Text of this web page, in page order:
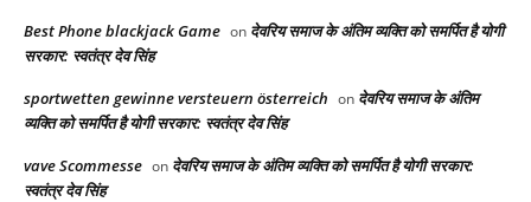
Best Phone blackjack Game on देवरिय समाज के अंतिम व्यक्ति को समर्पित है योगी
सरकार: स्वतंत्र देव सिंह
sportwetten gewinne versteuern österreich on देवरिय समाज के अंतिम
व्यक्ति को समर्पित है योगी सरकार: स्वतंत्र देव सिंह
vave Scommesse on देवरिय समाज के अंतिम व्यक्ति को समर्पित है योगी सरकार:
स्वतंत्र देव सिंह